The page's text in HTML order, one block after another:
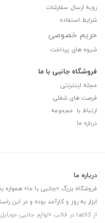
رویه ارسال سفارشات
شرایط استفاده
حریم خصوصی
شیوه های پرداخت
فروشگاه جانبی با ما
مجله اینترنتی
فرصت های شغلی
ارتباط با مجموعه
درباره ما
درباره ما
فروشگاه بزرگ «جانبی با ما» همواره
ابزار به روز و کارآمد بوده و در این
از کالاها در قالب «لوازم جانبی